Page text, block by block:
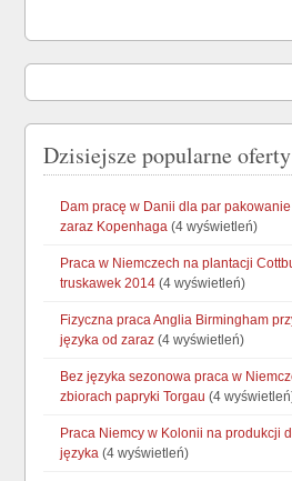
Dzisiejsze popularne oferty
Dam pracę w Danii dla par
zaraz Kopenhaga (4 wyświetleń)
Praca w Niemczech na plantacji
truskawek 2014 (4 wyświetleń)
Fizyczna praca Anglia Birmingham
języka od zaraz (4 wyświetleń)
Bez języka sezonowa praca w
zbiorach papryki Torgau (4
Praca Niemcy w Kolonii na produkcji
języka (4 wyświetleń)